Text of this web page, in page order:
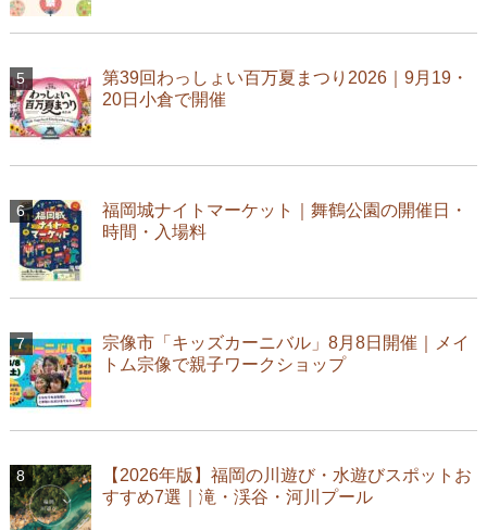
第39回わっしょい百万夏まつり2026｜9月19・
20日小倉で開催
福岡城ナイトマーケット｜舞鶴公園の開催日・
時間・入場料
宗像市「キッズカーニバル」8月8日開催｜メイ
トム宗像で親子ワークショップ
【2026年版】福岡の川遊び・水遊びスポットお
すすめ7選｜滝・渓谷・河川プール